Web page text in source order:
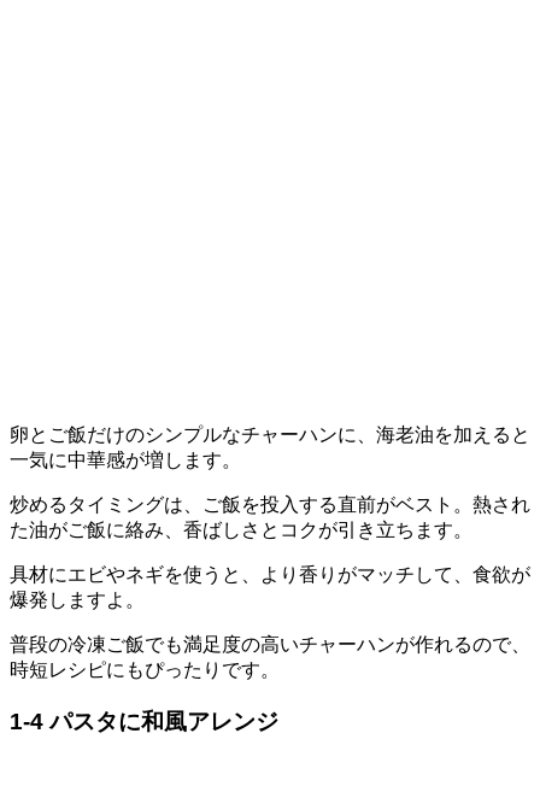
卵とご飯だけのシンプルなチャーハンに、海老油を加えると
一気に中華感が増します。
炒めるタイミングは、ご飯を投入する直前がベスト。熱され
た油がご飯に絡み、香ばしさとコクが引き立ちます。
具材にエビやネギを使うと、より香りがマッチして、食欲が
爆発しますよ。
普段の冷凍ご飯でも満足度の高いチャーハンが作れるので、
時短レシピにもぴったりです。
1-4 パスタに和風アレンジ